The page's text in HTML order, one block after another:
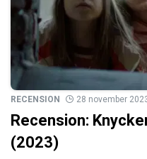
RECENSION 28 november
Recension:
(2023)